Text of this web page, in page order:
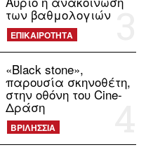
των βαθμολογιών
ΕΠΙΚΑΙΡΟΤΗΤΑ
«Black stone»,
παρουσία σκηνοθέτη,
στην οθόνη του Cine-
Δράση
ΒΡΙΛΗΣΣΙΑ